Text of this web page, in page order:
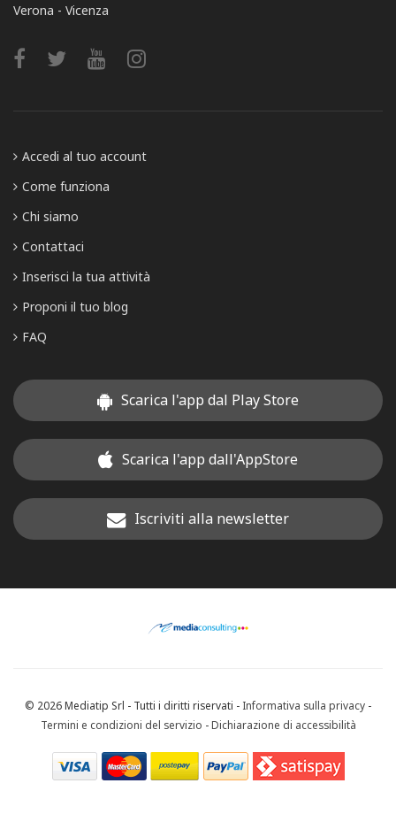
Verona
Vicenza
Accedi al tuo account
Come funziona
Chi siamo
Contattaci
Inserisci la tua attività
Proponi il tuo blog
FAQ
Scarica l'app dal Play Store
Scarica l'app dall'AppStore
Iscriviti alla newsletter
© 2026 Mediatip Srl - Tutti i diritti riservati - Informativa sulla privacy -
Termini e condizioni del servizio -Dichiarazione di accessibilità